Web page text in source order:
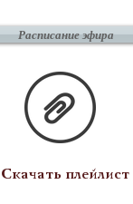
Расписание эфира
Скачать плейлист